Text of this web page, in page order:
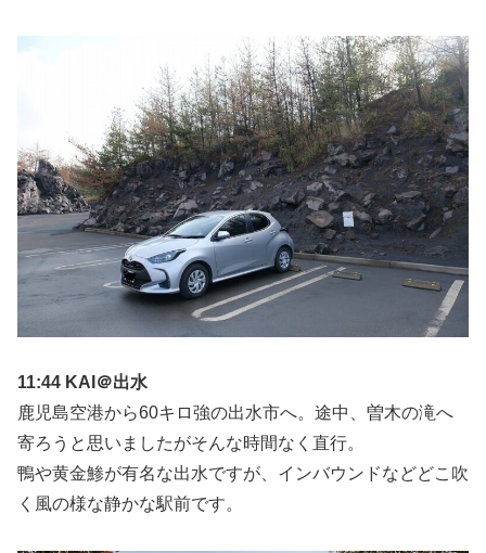
11:44 KAI＠出水
鹿児島空港から60キロ強の出水市へ。途中、曽木の滝へ
寄ろうと思いましたがそんな時間なく直行。
鴨や黄金鯵が有名な出水ですが、インバウンドなどどこ吹
く風の様な静かな駅前です。